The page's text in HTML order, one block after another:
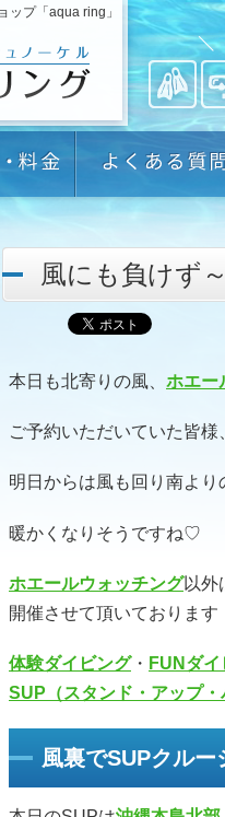
ップ「aqua ring」
風にも負けず
本日も北寄りの風、 ホエー
ご予約いただいていた皆様
明日からは風も回り南より
暖かくなりそうですね♡
ホエールウォッチング以外
開催させて頂いております
体験ダイビング・ FUNダ
SUP（スタンド・アップ・
風裏でSUPクルー